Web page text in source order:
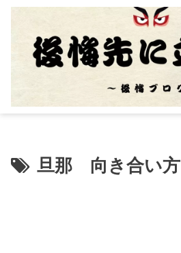
旦那 向き合い方